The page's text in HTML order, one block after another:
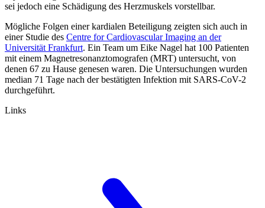
sei jedoch eine Schädigung des Herzmuskels vorstellbar.
Mögliche Folgen einer kardialen Beteiligung zeigten sich auch in
einer Studie des Centre for Cardiovascular Imaging an der
Universität Frankfurt. Ein Team um Eike Nagel hat 100 Patienten
mit einem Magnetresonanztomografen (MRT) untersucht, von
denen 67 zu Hause genesen waren. Die Untersuchungen wurden
median 71 Tage nach der bestätigten Infektion mit SARS-CoV-2
durchgeführt.
Links